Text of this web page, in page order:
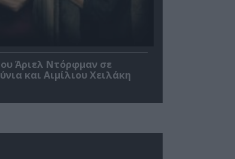
Άριελ Ντόρφμαν σε
και Αιμίλιου Χειλάκη